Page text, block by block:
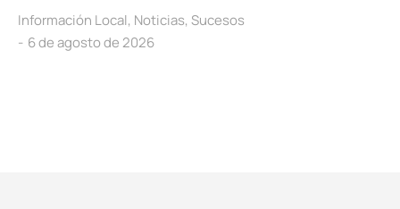
Información Local, Noticias, Sucesos
6 de agosto de 2026